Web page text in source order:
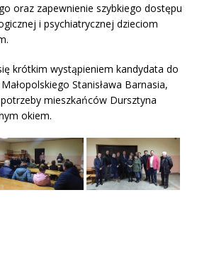
oraz zapewnienie szybkiego dostępu
i psychiatrycznej dzieciom
krótkim wystąpieniem kandydata do
Stanisława Barnasia,
mieszkańców Dursztyna
okiem.